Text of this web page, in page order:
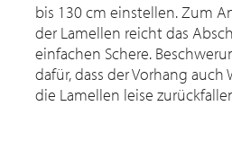
bis 130 cm einstellen. Zum
der Lamellen reicht das
einfachen Schere.
dafür, dass der Vorhang
die Lamellen leise